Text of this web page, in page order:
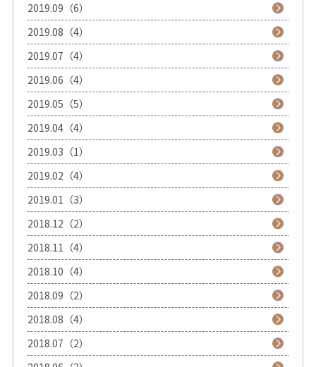
2019.09（6）
2019.08（4）
2019.07（4）
2019.06（4）
2019.05（5）
2019.04（4）
2019.03（1）
2019.02（4）
2019.01（3）
2018.12（2）
2018.11（4）
2018.10（4）
2018.09（2）
2018.08（4）
2018.07（2）